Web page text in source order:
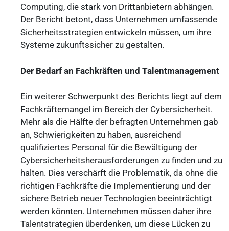
Computing, die stark von Drittanbietern abhängen.
Der Bericht betont, dass Unternehmen umfassende
Sicherheitsstrategien entwickeln müssen, um ihre
Systeme zukunftssicher zu gestalten.
Der Bedarf an Fachkräften und Talentmanagement
Ein weiterer Schwerpunkt des Berichts liegt auf dem
Fachkräftemangel im Bereich der Cybersicherheit.
Mehr als die Hälfte der befragten Unternehmen gab
an, Schwierigkeiten zu haben, ausreichend
qualifiziertes Personal für die Bewältigung der
Cybersicherheitsherausforderungen zu finden und zu
halten. Dies verschärft die Problematik, da ohne die
richtigen Fachkräfte die Implementierung und der
sichere Betrieb neuer Technologien beeinträchtigt
werden könnten. Unternehmen müssen daher ihre
Talentstrategien überdenken, um diese Lücken zu